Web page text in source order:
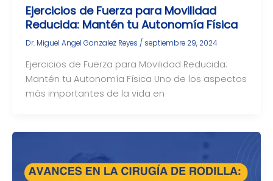
Ejercicios de Fuerza para Movilidad
Reducida: Mantén tu Autonomía Física
Dr. Miguel Angel Gonzalez Reyes / septiembre 29, 2024
Ejercicios de Fuerza para Movilidad Reducida:
Mantén tu Autonomía Física Uno de los aspectos
más importantes de la vida en